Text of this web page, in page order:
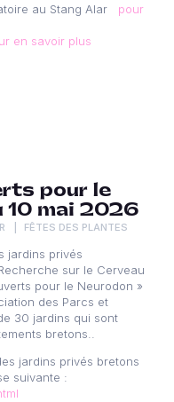
au Stang Alar pour
en savoir plus
pour le
10 mai 2026
FÊTES DES PLANTES
jardins privés
sur le Cerveau
pour le Neurodon »
des Parcs et
30 jardins qui sont
bretons..
jardins privés bretons
suivante :